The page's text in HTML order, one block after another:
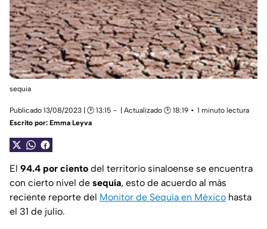
sequia
Publicado 13/08/2023 | 🕑 13:15 | Actualizado 🕑 18:19
1 minuto lectura
Escrito por: Emma Leyva
El 94.4 por ciento del territorio sinaloense se encuentra
con cierto nivel de sequía, esto de acuerdo al más
reciente reporte del Monitor de Sequía en México hasta
el 31 de julio.